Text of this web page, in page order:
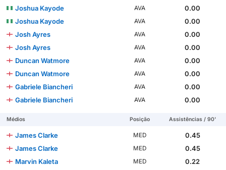
Joshua Kayode
AVA
0.00
Joshua Kayode
AVA
0.00
Josh Ayres
AVA
0.00
Josh Ayres
AVA
0.00
Duncan Watmore
AVA
0.00
Duncan Watmore
AVA
0.00
Gabriele Biancheri
AVA
0.00
Gabriele Biancheri
AVA 0.00
Médios Posição Assistências / 90'
James Clarke MED
0.45
James Clarke
MED
0.45
Marvin Kaleta
MED
0.22